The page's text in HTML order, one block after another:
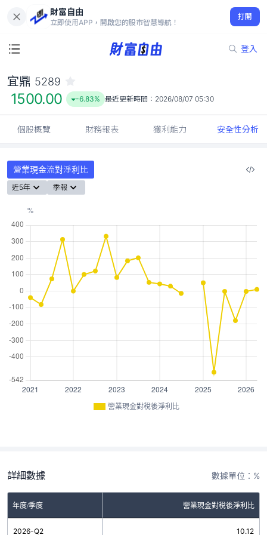
財富自由
立即使用APP，開啟您的股市智慧導航！
打開
登入
1500.00
-6.83%
宜鼎 5289
1500.00 -6.83% 最近更新時間： 2026/08/07 05:30
個股概覽 財務報表 獲利能力 安全性分析
營業現金流對淨利比
近5年 季報
營業現金對稅後淨利比
詳細數據 數據單位：%
年度/季度 營業現金對稅後淨利比
2026-Q2 10.12